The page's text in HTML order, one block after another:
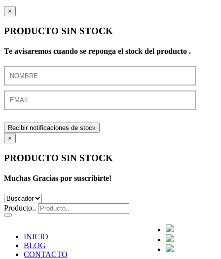
×
PRODUCTO SIN STOCK
Te avisaremos cuando se reponga el stock del producto .
Recibir notificaciones de stock
×
PRODUCTO SIN STOCK
Muchas Gracias por suscribirte!
Producto..
INICIO
BLOG
CONTACTO